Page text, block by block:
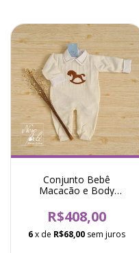
Conjunto Bebê
Macacão e Body
Valentin - Natural
R$408,00
6x de R$68,00 sem juros